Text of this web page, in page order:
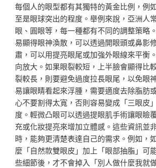
每個人的眼型都有其獨特的黃金比例，例
至是眼球突出的程度。舉例來說，亞洲人
眼、圓眼等，每一種都有不同的調整策略
易顯得眼神渙散，可以透過開眼頭或鼻影
肅，可以用提亮眼尾或加強外眼線來平衡
向放大。如果眼裂較短，上半臉會顯得比
裂較長，則要避免過度拉長眼尾，以免眼
易讓眼睛看起來浮腫，需要適度去除脂肪
心不要割得太寬，否則容易變成「三眼皮
度。輕微凸眼可以透過提眼肌手術讓眼瞼
充或化妝提亮來增加立體感。這些資訊並
時，能夠更清楚表達自己的需求。例如，
麼「自然款雙眼皮」加上「眼部抽脂」可
些細節後，才不會掉入「別人做什麼我就